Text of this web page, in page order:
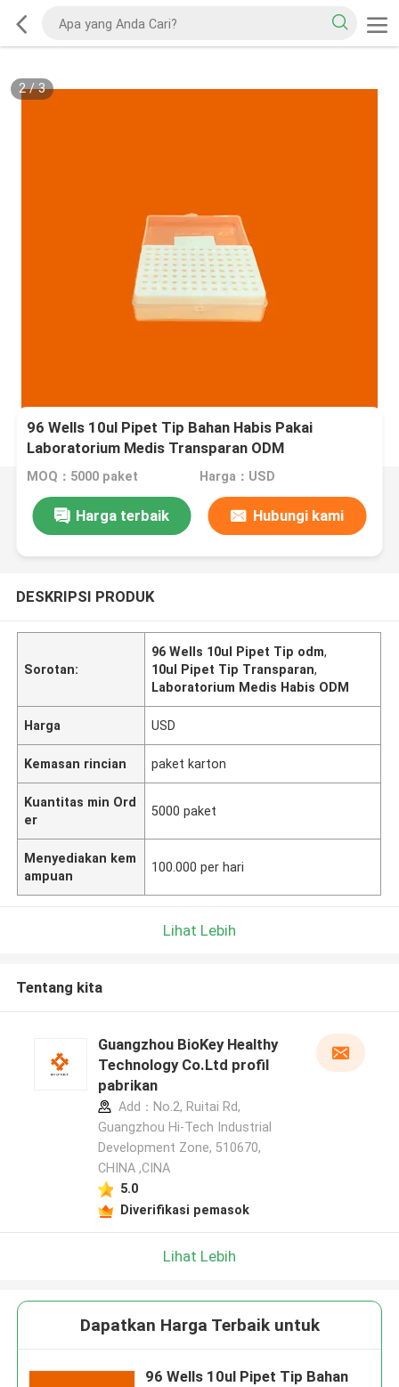
2/3
96 Wells 10ul Pipet Tip Bahan Habis Pakai
Laboratorium Medis Transparan ODM
MOQ：5000 paket Harga：USD
Harga terbaik Hubungi kami
DESKRIPSI PRODUK
Sorotan:
96 Wells 10ul Pipet Tip odm,
10ul Pipet Tip Transparan,
Laboratorium Medis Habis ODM
Harga USD
Kemasan rincian paket karton
Kuantitas min Ord
er
5000 paket
Menyediakan kem
ampuan
100.000 per hari
Lihat Lebih
Tentang kita
Guangzhou BioKey Healthy
Technology Co.Ltd profil
pabrikan
Add：No.2, Ruitai Rd,
Guangzhou Hi-Tech Industrial
Development Zone, 510670,
CHINA ,CINA
5.0
Diverifikasi pemasok
Lihat Lebih
Dapatkan Harga Terbaik untuk
96 Wells 10ul Pipet Tip Bahan